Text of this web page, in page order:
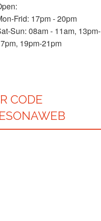
Frid: 17pm - 20pm
Sun: 08am - 11am, 13pm-
19pm-21pm
CODE